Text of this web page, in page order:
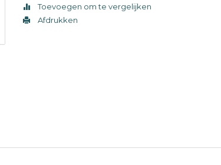
Toevoegen om te vergelijken
Afdrukken